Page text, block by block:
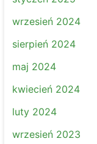
wrzesień 2024
sierpień 2024
maj 2024
kwiecień 2024
luty 2024
wrzesień 2023